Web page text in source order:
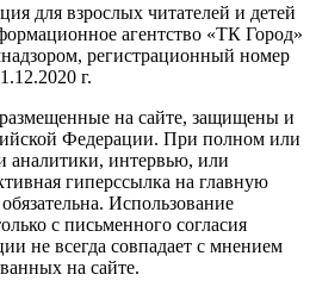
для взрослых читателей и детей
агентство «ТК Город»
регистрационный номер
г.
на сайте, защищены и
Федерации. При полном или
аналитики, интервью, или
гиперссылка на главную
Использование
с письменного согласия
не всегда совпадает с мнением
на сайте.